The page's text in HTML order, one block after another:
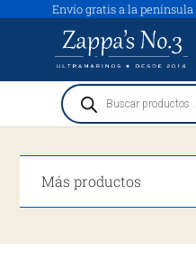
Envío gratis a la península
Búsqueda
de
productos
Más productos